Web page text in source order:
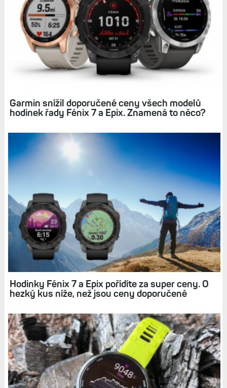
Garmin snížil doporučené ceny všech modelů
hodinek řady Fénix 7 a Epix. Znamená to něco?